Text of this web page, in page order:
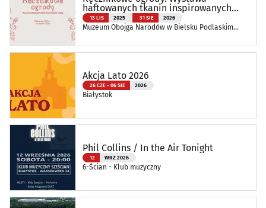
haftowanych tkanin inspirowanych
naturą
13 LIS 2025 31 SIE 2026
Muzeum Obojga Narodów w Bielsku Podlaskim
Akcja Lato 2026
26 CZE - 06 SIE 2026
Białystok
Phil Collins / In the Air Tonight
12 WRZ 2026
6-Ścian - Klub muzyczny